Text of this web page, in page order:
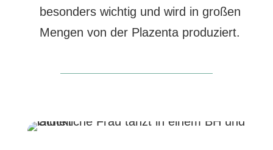
besonders wichtig und wird in großen
Mengen von der Plazenta produziert.